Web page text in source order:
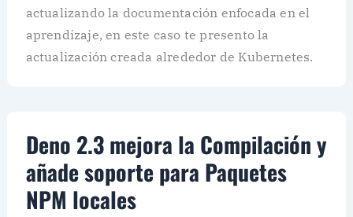
actualizando la documentación enfocada en el
aprendizaje, en este caso te presento la
actualización creada alrededor de Kubernetes.
Deno 2.3 mejora la Compilación y
añade soporte para Paquetes
NPM locales